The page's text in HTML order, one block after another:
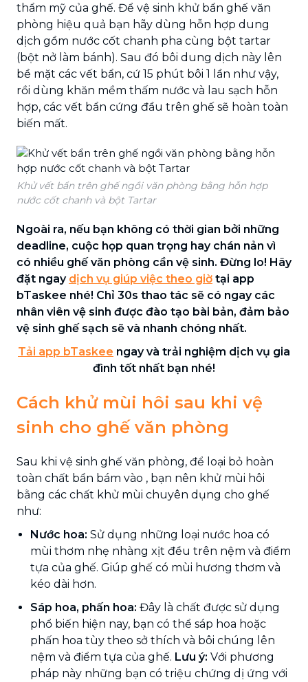
thẩm mỹ của ghế. Để vệ sinh khử bẩn ghế văn
phòng hiệu quả bạn hãy dùng hỗn hợp dung
dịch gồm nước cốt chanh pha cùng bột tartar
(bột nở làm bánh). Sau đó bôi dung dịch này lên
bề mặt các vết bẩn, cứ 15 phút bôi 1 lần như vậy,
rồi dùng khăn mềm thấm nước và lau sạch hỗn
hợp, các vết bẩn cứng đầu trên ghế sẽ hoàn toàn
biến mất.
Khử vết bẩn trên ghế ngồi văn phòng bằng hỗn hợp
nước cốt chanh và bột Tartar
Ngoài ra, nếu bạn không có thời gian bởi những
deadline, cuộc họp quan trọng hay chán nản vì
có nhiều ghế văn phòng cần vệ sinh. Đừng lo! Hãy
đặt ngay dịch vụ giúp việc theo giờ tại app
bTaskee nhé! Chỉ 30s thao tác sẽ có ngay các
nhân viên vệ sinh được đào tạo bài bản, đảm bảo
vệ sinh ghế sạch sẽ và nhanh chóng nhất.
Tải app bTaskee ngay và trải nghiệm dịch vụ gia
đình tốt nhất bạn nhé!
Cách khử mùi hôi sau khi vệ
sinh cho ghế văn phòng
Sau khi vệ sinh ghế văn phòng, để loại bỏ hoàn
toàn chất bẩn bám vào , bạn nên khử mùi hôi
bằng các chất khử mùi chuyên dụng cho ghế
như:
Nước hoa: Sử dụng những loại nước hoa có
mùi thơm nhẹ nhàng xịt đều trên nệm và điểm
tựa của ghế. Giúp ghế có mùi hương thơm và
kéo dài hơn.
Sáp hoa, phấn hoa: Đây là chất được sử dụng
phổ biến hiện nay, bạn có thể sáp hoa hoặc
phấn hoa tùy theo sở thích và bôi chúng lên
nệm và điểm tựa của ghế. Lưu ý: Với phương
pháp này những bạn có triệu chứng dị ứng với